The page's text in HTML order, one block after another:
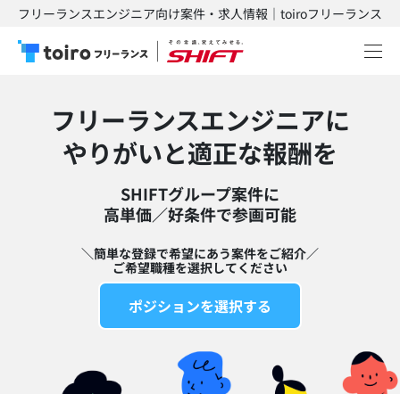
フリーランスエンジニア向け案件・求人情報｜toiroフリーランス
フリーランスエンジニアに
​やりがいと適正な報酬を
SHIFTグループ案件に
高単価／好条件で参画可能​
＼簡単な登録で希望にあう案件をご紹介／
ご希望職種を選択してください
ポジションを選択する